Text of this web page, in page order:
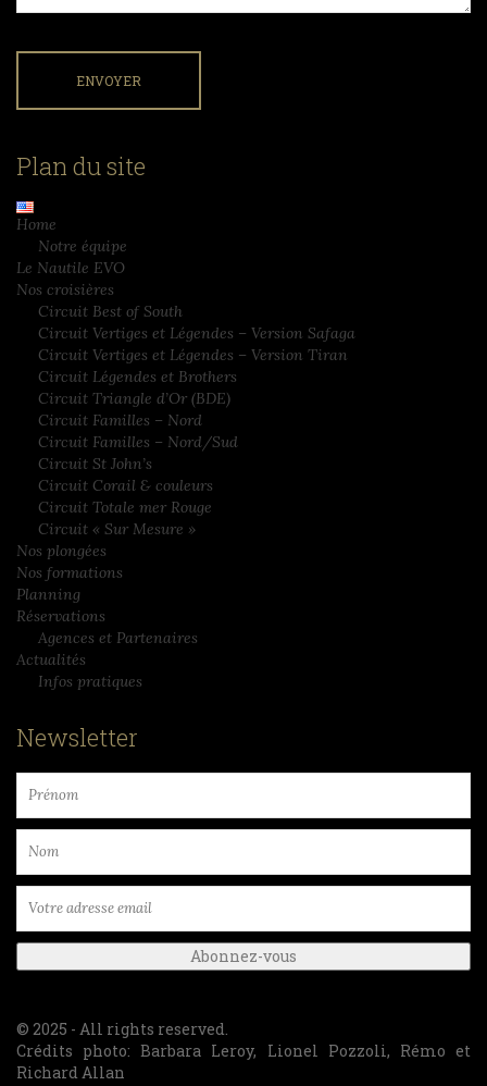
Plan du site
Home
Notre équipe
Le Nautile EVO
Nos croisières
Circuit Best of South
Circuit Vertiges et Légendes – Version Safaga
Circuit Vertiges et Légendes – Version Tiran
Circuit Légendes et Brothers
Circuit Triangle d’Or (BDE)
Circuit Familles – Nord
Circuit Familles – Nord/Sud
Circuit St John’s
Circuit Corail & couleurs
Circuit Totale mer Rouge
Circuit « Sur Mesure »
Nos plongées
Nos formations
Planning
Réservations
Agences et Partenaires
Actualités
Infos pratiques
Newsletter
© 2025 - All rights reserved.
Crédits photo: Barbara Leroy, Lionel Pozzoli, Rémo et
Richard Allan